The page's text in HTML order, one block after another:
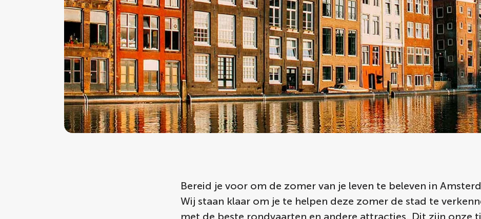
Bereid je voor om de zomer van je leven te beleven in
Wij staan klaar om je te helpen deze zomer de stad te
met de beste rondvaarten en andere attracties. Dit zijn onze